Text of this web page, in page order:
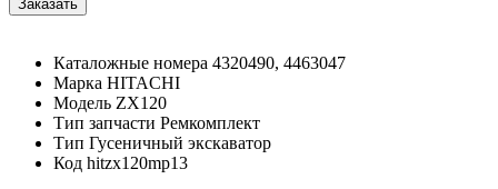
Каталожные номера 4320490, 4463047
Марка HITACHI
Модель ZX120
Тип запчасти Ремкомплект
Тип Гусеничный экскаватор
Код hitzx120mp13